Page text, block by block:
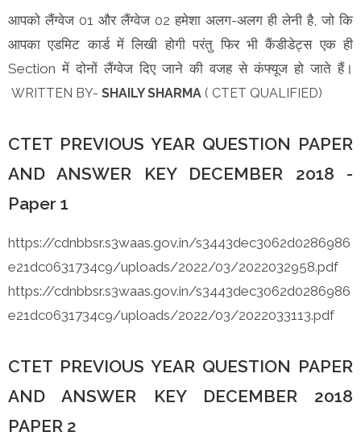
आपको लैंग्वेज 01 और लैंग्वेज 02 हमेशा अलग-अलग ही लेनी है, जो कि
आपका एडमिट कार्ड में लिखी होगी परंतु फिर भी कैंडीडेट्स एक ही
Section में दोनों लैंग्वेज दिए जाने की वजह से कंफ्यूज हो जाते हैं।
WRITTEN BY- SHAILY SHARMA ( CTET QUALIFIED)
CTET PREVIOUS YEAR QUESTION PAPER
AND ANSWER KEY DECEMBER 2018 -
Paper 1
https://cdnbbsr.s3waas.gov.in/s3443dec3062d0286986
e21dc0631734c9/uploads/2022/03/2022032958.pdf
https://cdnbbsr.s3waas.gov.in/s3443dec3062d0286986
e21dc0631734c9/uploads/2022/03/2022033113.pdf
CTET PREVIOUS YEAR QUESTION PAPER
AND ANSWER KEY DECEMBER 2018
PAPER 2